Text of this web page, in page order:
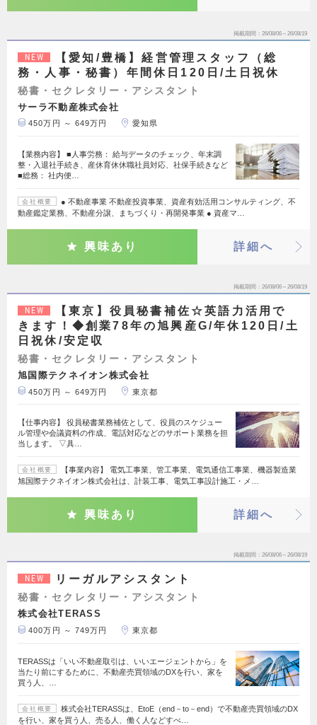
掲載期間 26/08/06～26/08/19
NEW
【愛知/豊橋】経営管理スタッフ（総
務・人事・秘書）年間休日120日/土日祝休
秘書・セクレタリー・アシスタント
サーラ不動産株式会社
450万円 ～ 649万円 愛知県
【業務内容】 ■人事労務： 給与データのチェック、年末調
整・入退社手続き、産休育休休職社員対応、社保手続きなど
■総務： 社内便…
会社概要
● 不動産事業 不動産投資事業、資産有効活用コンサルティング、不
動産鑑定業務、不動産分譲、まちづくり・再開発事業 ● 資産マ…
興味あり 詳細へ
掲載期間 26/08/06～26/08/19
NEW
【東京】役員秘書補佐☆英語力活用で
きます！◆創業78年の旭興産G/年休120日/土
日祝休/安定収
秘書・セクレタリー・アシスタント
旭国際テクネイオン株式会社
450万円 ～ 649万円 東京都
【仕事内容】 役員秘書業務補佐として、役員のスケジュー
ル管理や会議資料の作成、電話対応などのサポート業務を担
当します。 ▽具…
会社概要
【事業内容】 電気工事業、管工事業、電気通信工事業、機器製造業
旭国際テクネイオン株式会社は、計装工事、電気工事設計施工・メ…
興味あり 詳細へ
掲載期間 26/08/06～26/08/19
NEW リーガルアシスタント
秘書・セクレタリー・アシスタント
株式会社TERASS
400万円 ～ 749万円 東京都
TERASSは「いい不動産取引は、いいエージェントから」を
当たり前にするために、不動産売買領域のDXを行い、家を
買う人、…
会社概要
株式会社TERASSは、EtoE（end－to－end）で不動産売買領域のDX
を行い、家を買う人、売る人、働く人などすべ…